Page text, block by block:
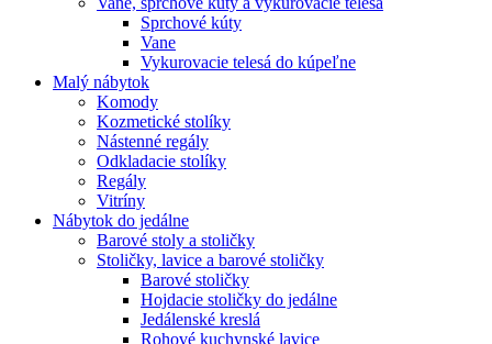
Sprchové kúty
Vane
Vykurovacie telesá do kúpeľne
Malý nábytok
Komody
Kozmetické stolíky
Nástenné regály
Odkladacie stolíky
Regály
Vitríny
Nábytok do jedálne
Barové stoly a stoličky
Stoličky, lavice a barové stoličky
Barové stoličky
Hojdacie stoličky do jedálne
Jedálenské kreslá
Rohové kuchynské lavice